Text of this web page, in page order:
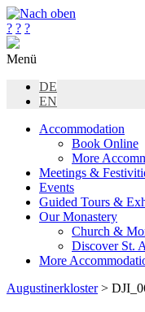
? ? ?
Menü
DE
EN
Accommodation
Book Online
More
Meetings &
Events
Guided Tours &
Our Monastery
Church &
Discover St.
More
Augustinerkloster>